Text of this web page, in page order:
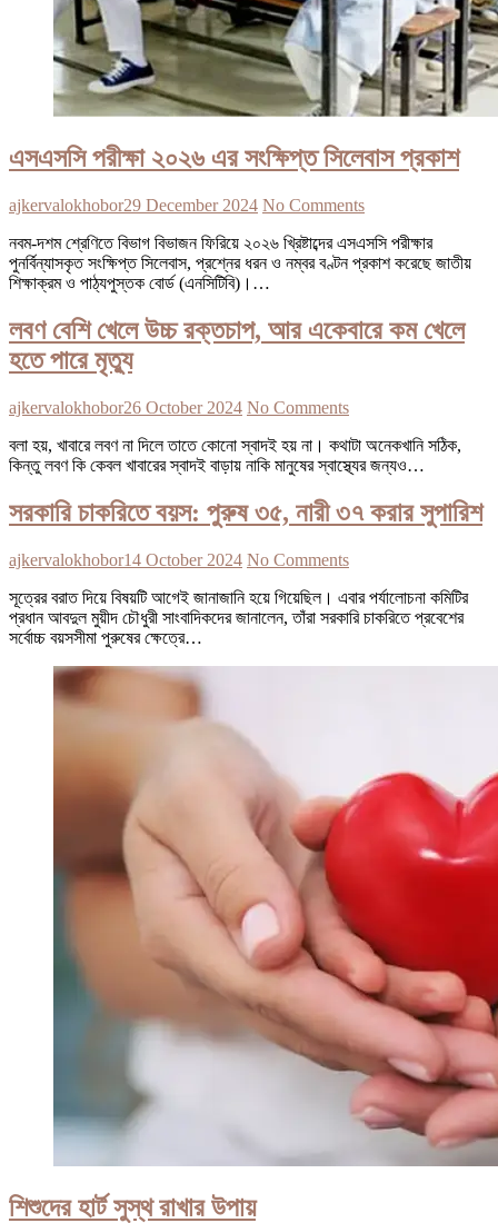
এসএসসি পরীক্ষা ২০২৬ এর সংক্ষিপ্ত সিলেবাস প্রকাশ
ajkervalokhobor29 December 2024 No Comments
নবম-দশম শ্রেণিতে বিভাগ বিভাজন ফিরিয়ে ২০২৬ খ্রিষ্টাব্দের এসএসসি পরীক্ষার
পুনর্বিন্যাসকৃত সংক্ষিপ্ত সিলেবাস, প্রশ্নের ধরন ও নম্বর বণ্টন প্রকাশ করেছে জাতীয়
শিক্ষাক্রম ও পাঠ্যপুস্তক বোর্ড (এনসিটিবি)।…
লবণ বেশি খেলে উচ্চ রক্তচাপ, আর একেবারে কম খেলে
হতে পারে মৃত্যু
ajkervalokhobor26 October 2024 No Comments
বলা হয়, খাবারে লবণ না দিলে তাতে কোনো স্বাদই হয় না। কথাটা অনেকখানি সঠিক,
কিন্তু লবণ কি কেবল খাবারের স্বাদই বাড়ায় নাকি মানুষের স্বাস্থ্যের জন্যও…
সরকারি চাকরিতে বয়স: পুরুষ ৩৫, নারী ৩৭ করার সুপারিশ
ajkervalokhobor14 October 2024 No Comments
সূত্রের বরাত দিয়ে বিষয়টি আগেই জানাজানি হয়ে গিয়েছিল। এবার পর্যালোচনা কমিটির
প্রধান আবদুল মুয়ীদ চৌধুরী সাংবাদিকদের জানালেন, তাঁরা সরকারি চাকরিতে প্রবেশের
সর্বোচ্চ বয়সসীমা পুরুষের ক্ষেত্রে…
শিশুদের হার্ট সুস্থ রাখার উপায়